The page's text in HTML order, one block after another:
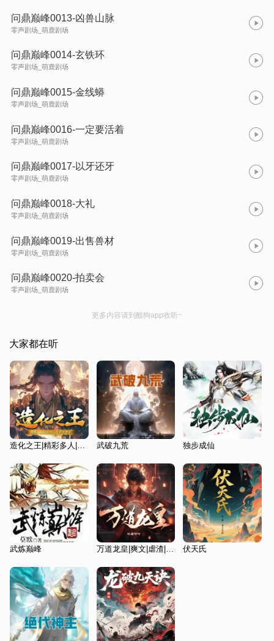
问鼎巅峰0013-凶兽山脉
零声剧场_萌鹿剧场
问鼎巅峰0014-玄铁环
零声剧场_萌鹿剧场
问鼎巅峰0015-金线蟒
零声剧场_萌鹿剧场
问鼎巅峰0016-一定要活着
零声剧场_萌鹿剧场
问鼎巅峰0017-以牙还牙
零声剧场_萌鹿剧场
问鼎巅峰0018-大礼
零声剧场_萌鹿剧场
问鼎巅峰0019-出售兽材
零声剧场_萌鹿剧场
问鼎巅峰0020-拍卖会
零声剧场_萌鹿剧场
更多内容请到酷狗app收听~
大家都在听
造化之王|精彩多人|玄幻爽文|从零开始|异宝|VIP免费 武破九荒 独步成仙
武炼巅峰 伏天氏